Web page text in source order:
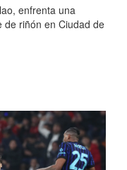
enfrenta una
de riñón en Ciudad de